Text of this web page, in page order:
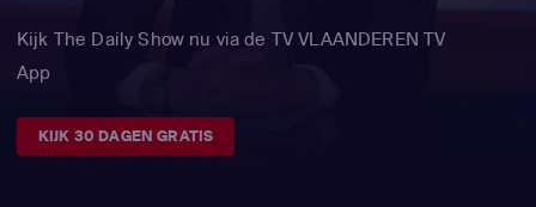
Kijk The Daily Show nu via de TV VLAANDEREN TV
App
KIJK 30 DAGEN GRATIS